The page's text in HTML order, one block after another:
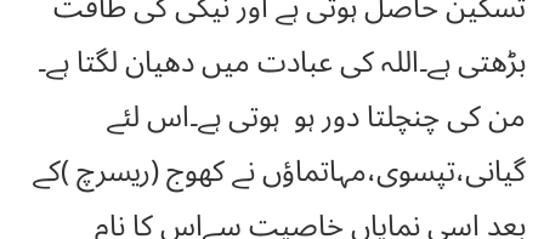
بڑھتی ہے۔اللہ کی عبادت میں دھیان لگتا ہے۔
من کی چنچلتا دور ہو ہوتی ہے۔اس لئے
گیانی،تپسوی،مہاتماؤں نے کھوج (ریسرچ )کے
بعد اسی نمایاں خاصیت سےاس کا نام